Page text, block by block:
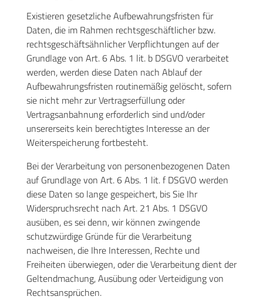
Existieren gesetzliche Aufbewahrungsfristen für
Daten, die im Rahmen rechtsgeschäftlicher bzw.
rechtsgeschäftsähnlicher Verpflichtungen auf der
Grundlage von Art. 6 Abs. 1 lit. b DSGVO verarbeitet
werden, werden diese Daten nach Ablauf der
Aufbewahrungsfristen routinemäßig gelöscht, sofern
sie nicht mehr zur Vertragserfüllung oder
Vertragsanbahnung erforderlich sind und/oder
unsererseits kein berechtigtes Interesse an der
Weiterspeicherung fortbesteht.
Bei der Verarbeitung von personenbezogenen Daten
auf Grundlage von Art. 6 Abs. 1 lit. f DSGVO werden
diese Daten so lange gespeichert, bis Sie Ihr
Widerspruchsrecht nach Art. 21 Abs. 1 DSGVO
ausüben, es sei denn, wir können zwingende
schutzwürdige Gründe für die Verarbeitung
nachweisen, die Ihre Interessen, Rechte und
Freiheiten überwiegen, oder die Verarbeitung dient der
Geltendmachung, Ausübung oder Verteidigung von
Rechtsansprüchen.